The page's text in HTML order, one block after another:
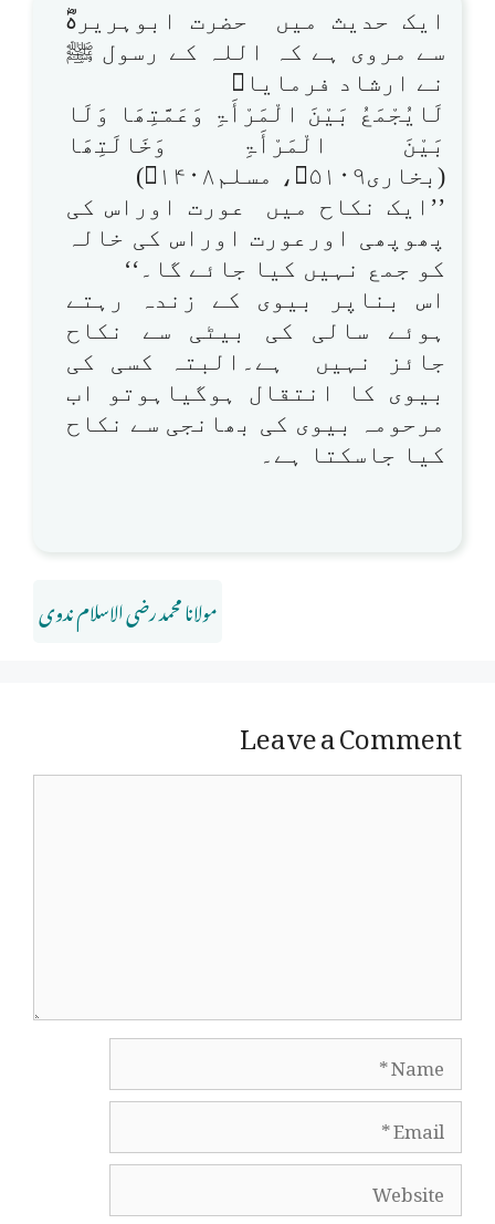
ایک حدیث میں حضرت ابوہریرہؓ
سے مروی ہے کہ اللہ کے رسول ﷺ
نے ارشاد فرمایا
لَایُجْمَعُ بَیْنَ الْمَرْأَۃِ وَعَمَّتِھَا وَلَا
بَیْنَ الْمَرْأَۃِ وَخَالَتِھَا
(بخاری۵۱۰۹، مسلم۱۴۰۸)
’’ایک نکاح میں عورت اوراس کی
پھوپھی اورعورت اوراس کی خالہ
کو جمع نہیں کیا جائے گا۔‘‘
اس بناپر بیوی کے زندہ رہتے
ہوئے سالی کی بیٹی سے نکاح
جائز نہیں ہے۔البتہ کسی کی
بیوی کا انتقال ہوگیاہوتو اب
مرحومہ بیوی کی بھانجی سے نکاح
کیا جاسکتا ہے۔
مولانا محمد رضی الاسلام ندوی
Leave a Comment
Name
Email
Website